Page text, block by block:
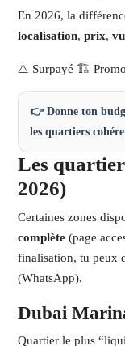
En 2026, la
localisation, prix,
⚠️ Surpayé 🏗️
👉 Donne ton
les quartiers
Les
2026)
Certaines zones
complète (page
finalisation, tu peux
(WhatsApp).
Dubai
Quartier le plus